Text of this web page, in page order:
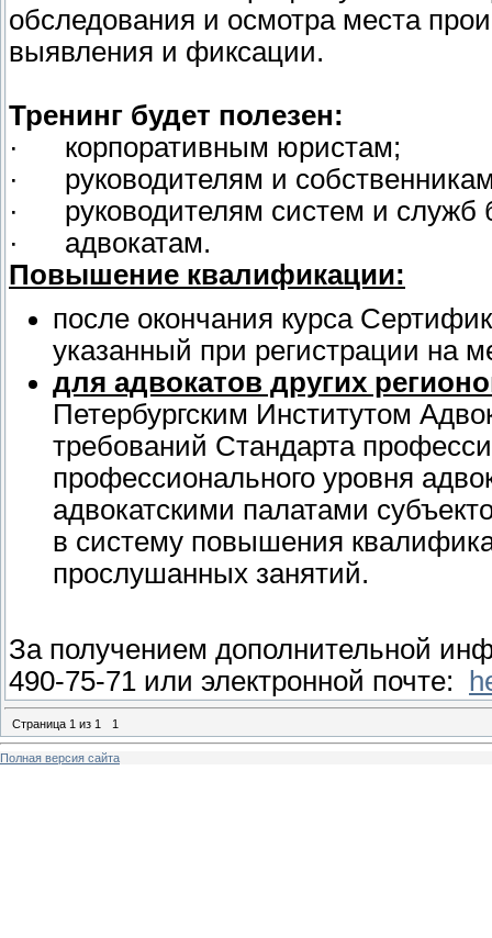
обследования и осмотра места
выявления и фиксации.
Тренинг будет полезен:
· корпоративным юристам;
· руководителям и
· руководителям систем и служб
· адвокатам.
Повышение квалификации:
после окончания курса
указанный при регистрации на
для адвокатов других
Петербургским Институтом
требований Стандарта
профессионального уровня
адвокатскими палатами
в систему повышения
прослушанных занятий.
За получением дополнительной
490-75-71 или электронной почте:
Страница 1 из 1 1
Полная версия сайта